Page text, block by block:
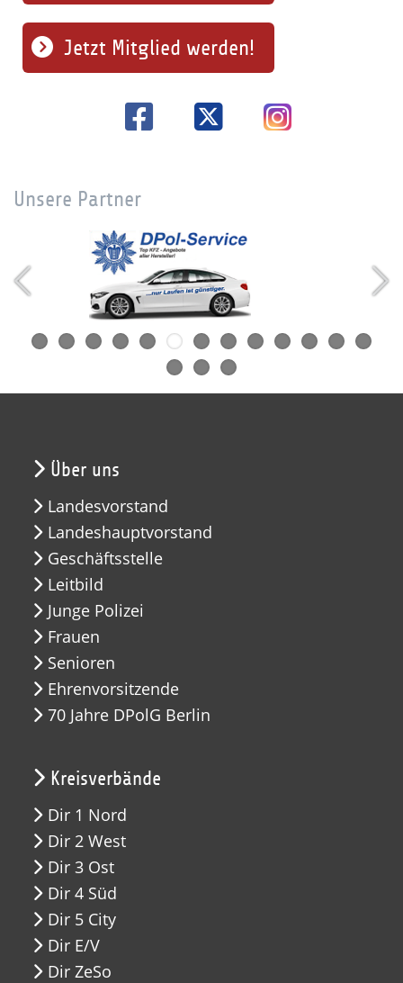
Jetzt Mitglied werden!
Unsere Partner
Über uns
Landesvorstand
Landeshauptvorstand
Geschäftsstelle
Leitbild
Junge Polizei
Frauen
Senioren
Ehrenvorsitzende
70 Jahre DPolG Berlin
Kreisverbände
Dir 1 Nord
Dir 2 West
Dir 3 Ost
Dir 4 Süd
Dir 5 City
Dir E/V
Dir ZeSo